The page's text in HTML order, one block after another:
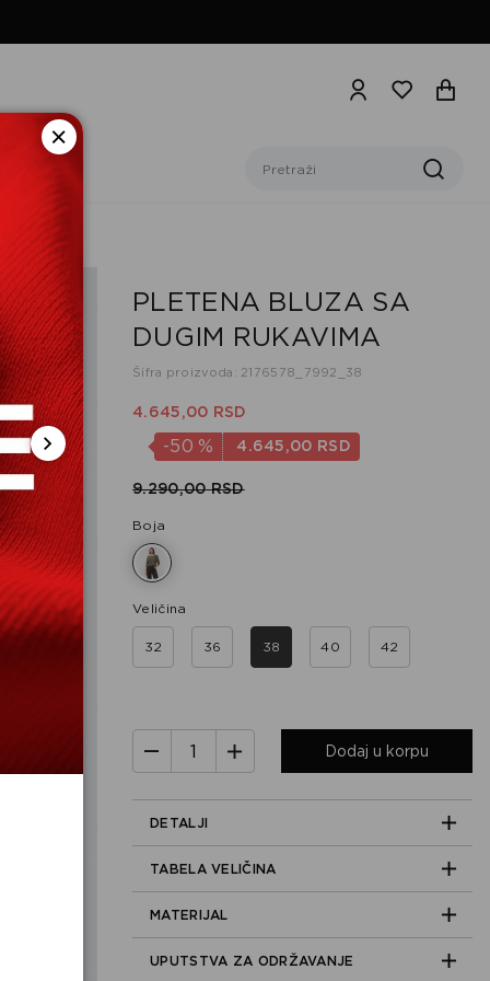
PLETENA BLUZA SA
DUGIM RUKAVIMA
Šifra proizvoda: 2176578_7992_38
4.645,00 RSD
-50 % 4.645,00 RSD
9.290,00 RSD
Boja
Veličina
32 36 38 40 42
Dodaj u korpu
DETALJI
TABELA VELIČINA
MATERIJAL
UPUTSTVA ZA ODRŽAVANJE